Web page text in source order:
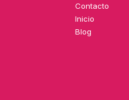
Contacto
Inicio
Blog